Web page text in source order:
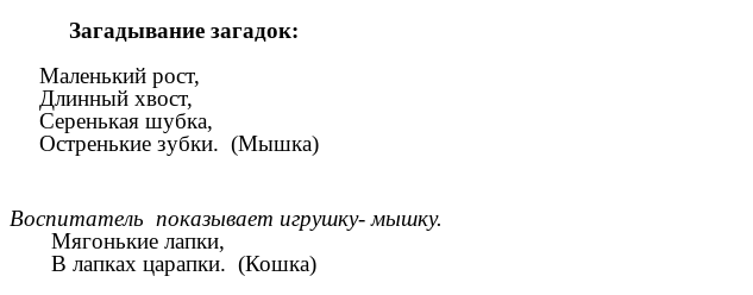
Загадывание загадок:
Маленький рост,
Длинный хвост,
Серенькая шубка,
Остренькие зубки. (Мышка)
Воспитатель показывает игрушку- мышку.
Мягонькие лапки,
В лапках царапки. (Кошка)